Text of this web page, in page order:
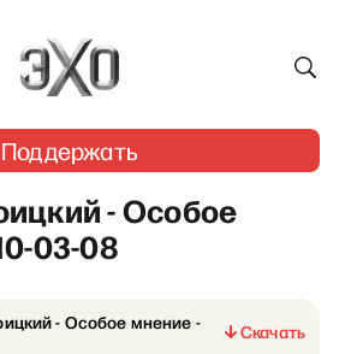
Поддержать
- Особое
03-08
- Особое мнение -
Скачать